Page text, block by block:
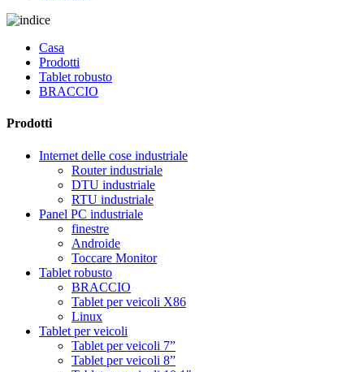
Casa
Prodotti
Tablet robusto
BRACCIO
Prodotti
Internet delle cose industriale
Router industriale
DTU industriale
RTU industriale
Panel PC industriale
finestre
Androide
Toccare Monitor
Tablet robusto
BRACCIO
Tablet per veicoli X86
Linux
Tablet per veicoli
Tablet per veicoli 7”
Tablet per veicoli 8”